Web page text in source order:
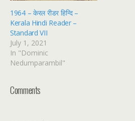
1964 – केरल रीडर हिन्दि –
Kerala Hindi Reader –
Standard VII
July 1, 2021
In "Dominic
Nedumparambil"
Comments